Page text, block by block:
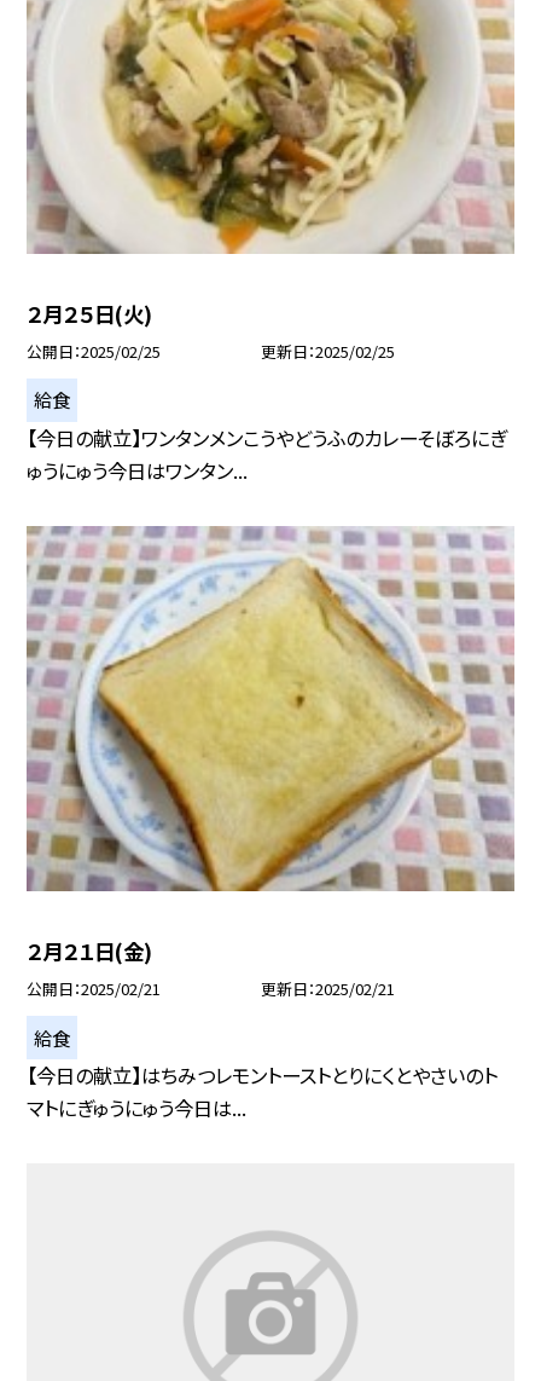
２月２５日(火)
公開日 2025/02/25 更新日 2025/02/25
給食
【今日の献立】ワンタンメンこうやどうふのカレーそぼろにぎ
ゅうにゅう今日はワンタン...
２月２１日(金)
公開日 2025/02/21 更新日 2025/02/21
給食
【今日の献立】はちみつレモントーストとりにくとやさいのト
マトにぎゅうにゅう今日は...